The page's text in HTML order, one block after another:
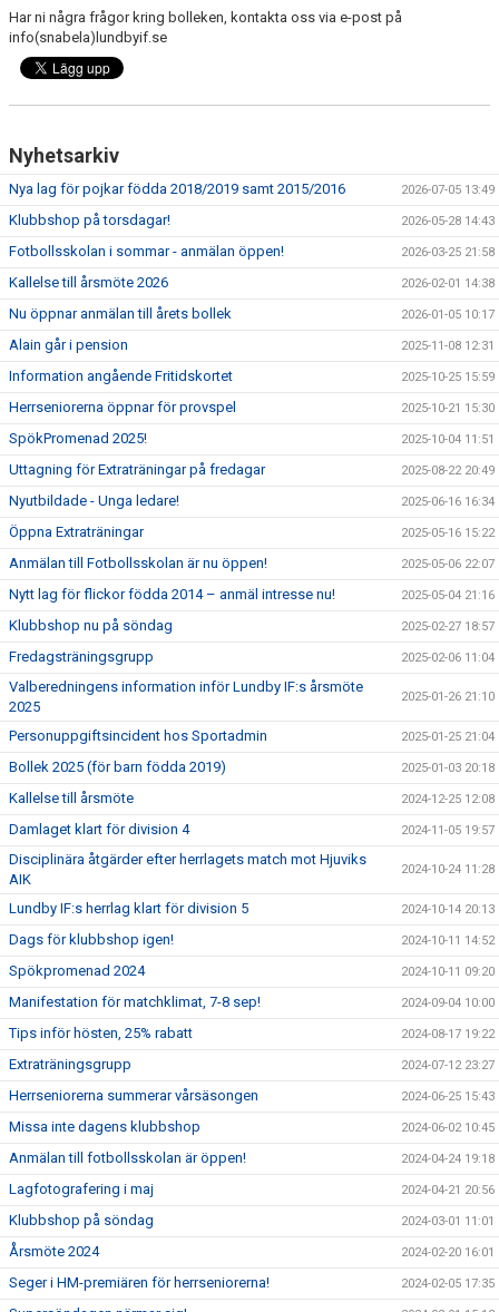
Har ni några frågor kring bolleken, kontakta oss via e-post på
info(snabela)lundbyif.se
Nyhetsarkiv
Nya lag för pojkar födda 2018/2019 samt 2015/2016 2026-07-05 13:49
Klubbshop på torsdagar! 2026-05-28 14:43
Fotbollsskolan i sommar - anmälan öppen! 2026-03-25 21:58
Kallelse till årsmöte 2026 2026-02-01 14:38
Nu öppnar anmälan till årets bollek 2026-01-05 10:17
Alain går i pension 2025-11-08 12:31
Information angående Fritidskortet 2025-10-25 15:59
Herrseniorerna öppnar för provspel 2025-10-21 15:30
SpökPromenad 2025! 2025-10-04 11:51
Uttagning för Extraträningar på fredagar 2025-08-22 20:49
Nyutbildade - Unga ledare! 2025-06-16 16:34
Öppna Extraträningar 2025-05-16 15:22
Anmälan till Fotbollsskolan är nu öppen! 2025-05-06 22:07
Nytt lag för flickor födda 2014 – anmäl intresse nu! 2025-05-04 21:16
Klubbshop nu på söndag 2025-02-27 18:57
Fredagsträningsgrupp 2025-02-06 11:04
Valberedningens information inför Lundby IF:s årsmöte
2025
2025-01-26 21:10
Personuppgiftsincident hos Sportadmin 2025-01-25 21:04
Bollek 2025 (för barn födda 2019) 2025-01-03 20:18
Kallelse till årsmöte 2024-12-25 12:08
Damlaget klart för division 4 2024-11-05 19:57
Disciplinära åtgärder efter herrlagets match mot Hjuviks
AIK
2024-10-24 11:28
Lundby IF:s herrlag klart för division 5 2024-10-14 20:13
Dags för klubbshop igen! 2024-10-11 14:52
Spökpromenad 2024 2024-10-11 09:20
Manifestation för matchklimat, 7-8 sep! 2024-09-04 10:00
Tips inför hösten, 25% rabatt 2024-08-17 19:22
Extraträningsgrupp 2024-07-12 23:27
Herrseniorerna summerar vårsäsongen 2024-06-25 15:43
Missa inte dagens klubbshop 2024-06-02 10:45
Anmälan till fotbollsskolan är öppen! 2024-04-24 19:18
Lagfotografering i maj 2024-04-21 20:56
Klubbshop på söndag 2024-03-01 11:01
Årsmöte 2024 2024-02-20 16:01
Seger i HM-premiären för herrseniorerna! 2024-02-05 17:35